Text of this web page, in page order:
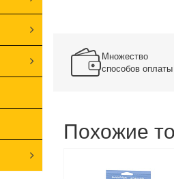
Множество
способов оплаты
Похожие